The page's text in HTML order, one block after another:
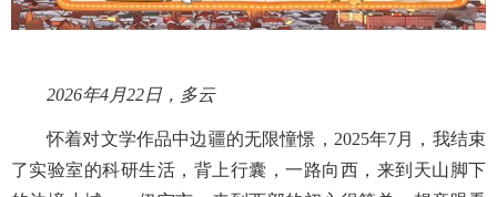
2026年4月22日，多云
怀着对文学作品中边疆的无限憧憬，2025年7月，我结束
了实验室的科研生活，背上行囊，一路向西，来到天山脚下